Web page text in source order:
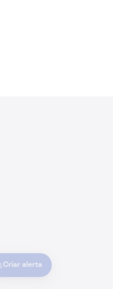
Criar alerta